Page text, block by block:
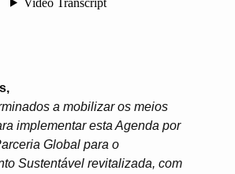
a mobilizar os meios
implementar esta Agenda por
Global para o
Sustentável revitalizada, com